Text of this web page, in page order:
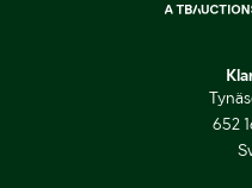
652